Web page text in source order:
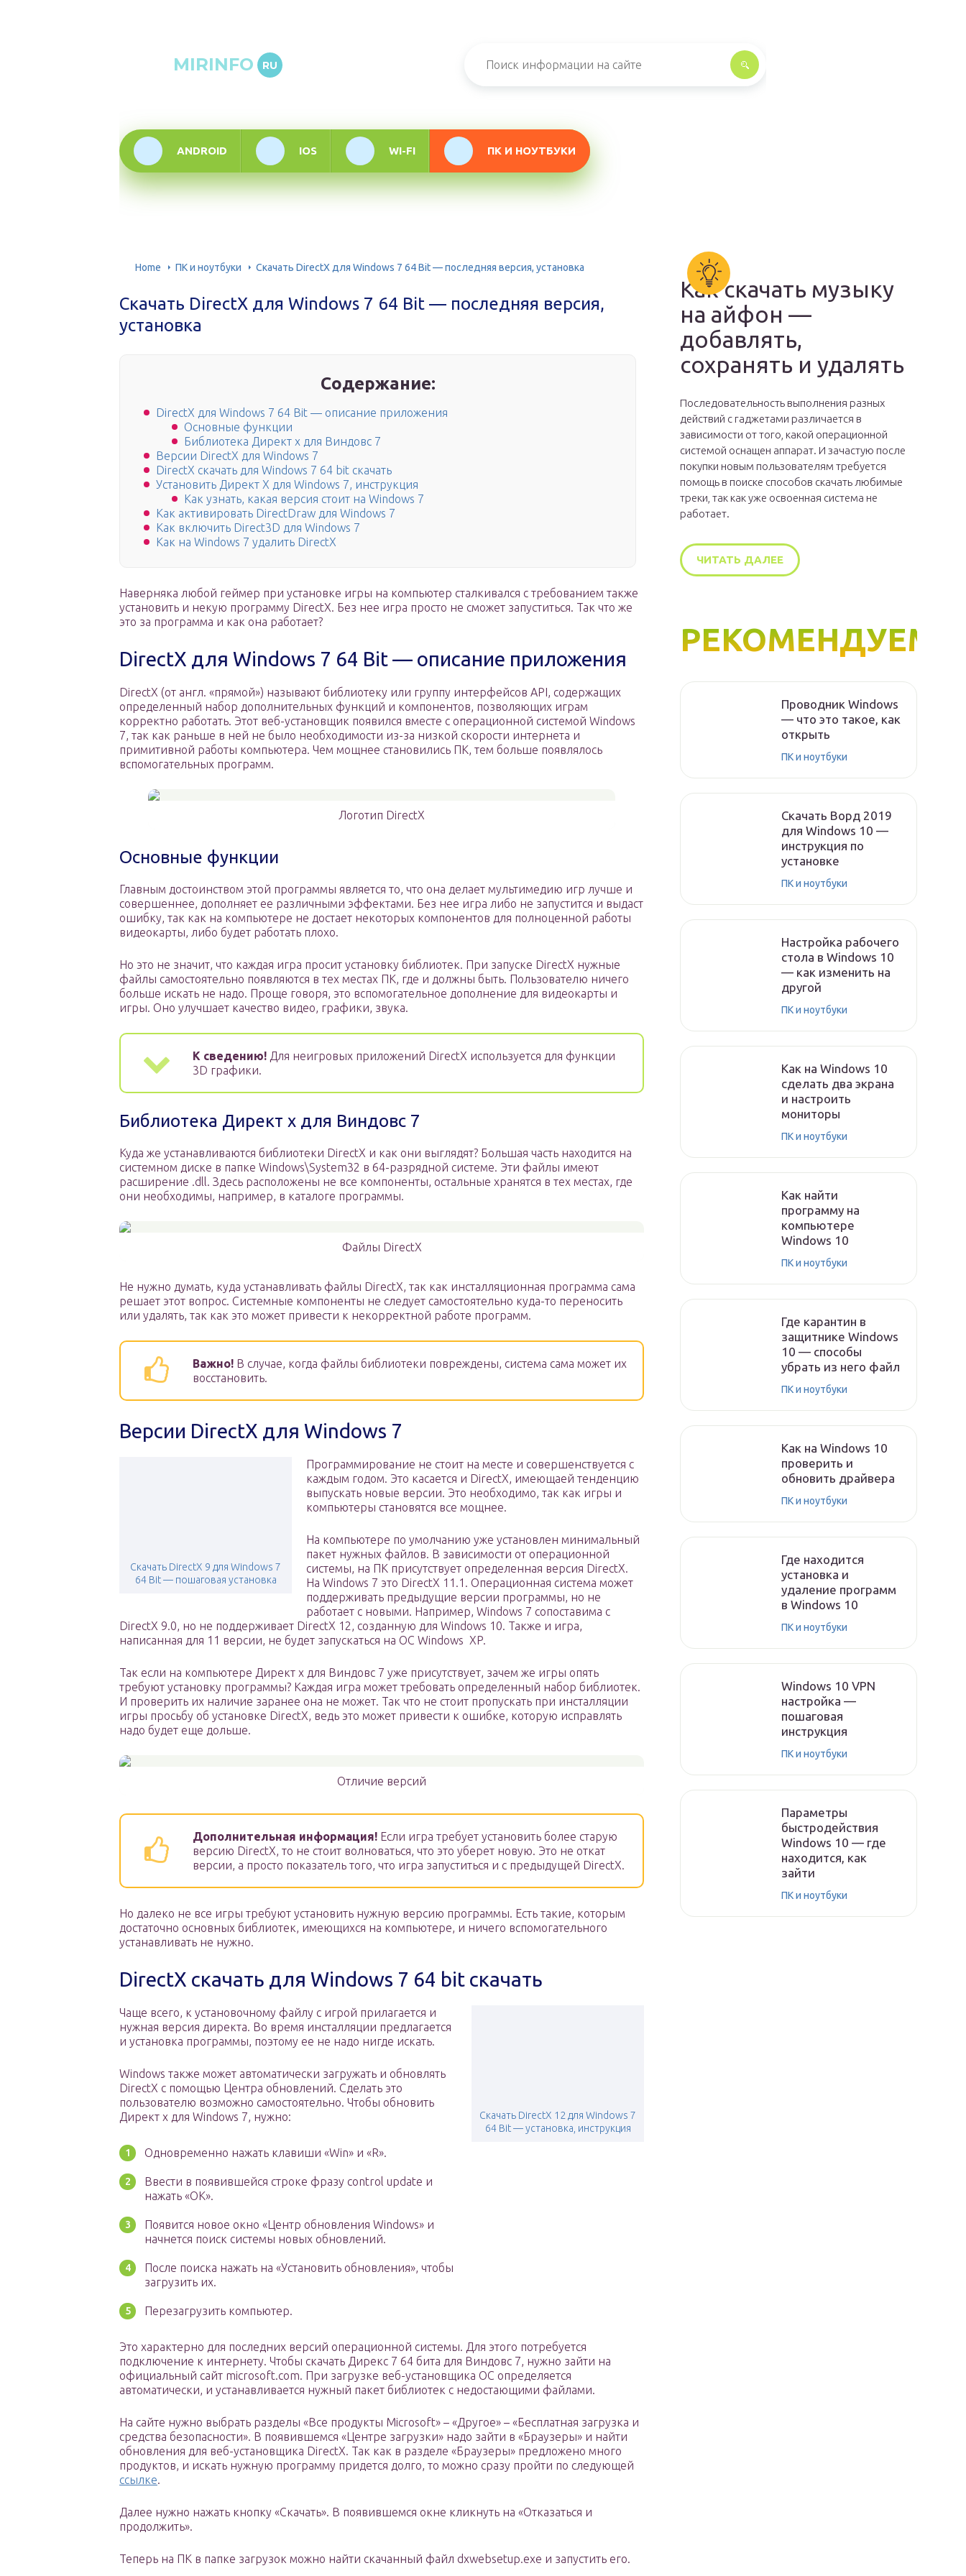
MIRINFO RU
ANDROID IOS WI-FI ПК И НОУТБУКИ
Home ПК и ноутбуки Скачать DirectX для Windows 7 64 Bit — последняя версия, установка
Скачать DirectX для Windows 7 64 Bit — последняя версия,
установка
Содержание:
DirectX для Windows 7 64 Bit — описание приложения
Основные функции
Библиотека Директ х для Виндовс 7
Версии DirectX для Windows 7
DirectX скачать для Windows 7 64 bit скачать
Установить Директ X для Windows 7, инструкция
Как узнать, какая версия стоит на Windows 7
Как активировать DirectDraw для Windows 7
Как включить Direct3D для Windows 7
Как на Windows 7 удалить DirectX
Наверняка любой геймер при установке игры на компьютер сталкивался с требованием также
установить и некую программу DirectX. Без нее игра просто не сможет запуститься. Так что же
это за программа и как она работает?
DirectX для Windows 7 64 Bit — описание приложения
DirectX (от англ. «прямой») называют библиотеку или группу интерфейсов API, содержащих
определенный набор дополнительных функций и компонентов, позволяющих играм
корректно работать. Этот веб-установщик появился вместе с операционной системой Windows
7, так как раньше в ней не было необходимости из-за низкой скорости интернета и
примитивной работы компьютера. Чем мощнее становились ПК, тем больше появлялось
вспомогательных программ.
Логотип DirectX
Основные функции
Главным достоинством этой программы является то, что она делает мультимедию игр лучше и
совершеннее, дополняет ее различными эффектами. Без нее игра либо не запустится и выдаст
ошибку, так как на компьютере не достает некоторых компонентов для полноценной работы
видеокарты, либо будет работать плохо.
Но это не значит, что каждая игра просит установку библиотек. При запуске DirectX нужные
файлы самостоятельно появляются в тех местах ПК, где и должны быть. Пользователю ничего
больше искать не надо. Проще говоря, это вспомогательное дополнение для видеокарты и
игры. Оно улучшает качество видео, графики, звука.
К сведению! Для неигровых приложений DirectX используется для функции
3D графики.
Библиотека Директ х для Виндовс 7
Куда же устанавливаются библиотеки DirectX и как они выглядят? Большая часть находится на
системном диске в папке Windows\System32 в 64-разрядной системе. Эти файлы имеют
расширение .dll. Здесь расположены не все компоненты, остальные хранятся в тех местах, где
они необходимы, например, в каталоге программы.
Файлы DirectX
Не нужно думать, куда устанавливать файлы DirectX, так как инсталляционная программа сама
решает этот вопрос. Системные компоненты не следует самостоятельно куда-то переносить
или удалять, так как это может привести к некорректной работе программ.
Важно! В случае, когда файлы библиотеки повреждены, система сама может их
восстановить.
Версии DirectX для Windows 7
Скачать DirectX 9 для Windows 7
64 Bit — пошаговая установка
Программирование не стоит на месте и совершенствуется с
каждым годом. Это касается и DirectX, имеющаей тенденцию
выпускать новые версии. Это необходимо, так как игры и
компьютеры становятся все мощнее.
На компьютере по умолчанию уже установлен минимальный
пакет нужных файлов. В зависимости от операционной
системы, на ПК присутствует определенная версия DirectX.
На Windows 7 это DirectX 11.1. Операционная система может
поддерживать предыдущие версии программы, но не
работает с новыми. Например, Windows 7 сопоставима с
DirectX 9.0, но не поддерживает DirectX 12, созданную для Windows 10. Также и игра,
написанная для 11 версии, не будет запускаться на ОС Windows XP.
Так если на компьютере Директ х для Виндовс 7 уже присутствует, зачем же игры опять
требуют установку программы? Каждая игра может требовать определенный набор библиотек.
И проверить их наличие заранее она не может. Так что не стоит пропускать при инсталляции
игры просьбу об установке DirectX, ведь это может привести к ошибке, которую исправлять
надо будет еще дольше.
Отличие версий
Дополнительная информация! Если игра требует установить более старую
версию DirectX, то не стоит волноваться, что это уберет новую. Это не откат
версии, а просто показатель того, что игра запуститься и с предыдущей DirectX.
Но далеко не все игры требуют установить нужную версию программы. Есть такие, которым
достаточно основных библиотек, имеющихся на компьютере, и ничего вспомогательного
устанавливать не нужно.
DirectX скачать для Windows 7 64 bit скачать
Скачать DirectX 12 для Windows 7
64 Bit — установка, инструкция
Чаще всего, к установочному файлу с игрой прилагается и
нужная версия директа. Во время инсталляции предлагается
и установка программы, поэтому ее не надо нигде искать.
Windows также может автоматически загружать и обновлять
DirectX с помощью Центра обновлений. Сделать это
пользователю возможно самостоятельно. Чтобы обновить
Директ х для Windows 7, нужно:
Одновременно нажать клавиши «Win» и «R».
Ввести в появившейся строке фразу control update и
нажать «ОК».
Появится новое окно «Центр обновления Windows» и
начнется поиск системы новых обновлений.
После поиска нажать на «Установить обновления», чтобы
загрузить их.
Перезагрузить компьютер.
Это характерно для последних версий операционной системы. Для этого потребуется
подключение к интернету. Чтобы скачать Дирекс 7 64 бита для Виндовс 7, нужно зайти на
официальный сайт microsoft.com. При загрузке веб-установщика ОС определяется
автоматически, и устанавливается нужный пакет библиотек с недостающими файлами.
На сайте нужно выбрать разделы «Все продукты Microsoft» – «Другое» – «Бесплатная загрузка и
средства безопасности». В появившемся «Центре загрузки» надо зайти в «Браузеры» и найти
обновления для веб-установщика DirectX. Так как в разделе «Браузеры» предложено много
продуктов, и искать нужную программу придется долго, то можно сразу пройти по следующей
ссылке.
Далее нужно нажать кнопку «Скачать». В появившемся окне кликнуть на «Отказаться и
продолжить».
Теперь на ПК в папке загрузок можно найти скачанный файл dxwebsetup.exe и запустить его.
Как скачать музыку
на айфон —
добавлять,
сохранять и удалять
Последовательность выполнения разных
действий с гаджетами различается в
зависимости от того, какой операционной
системой оснащен аппарат. И зачастую после
покупки новым пользователям требуется
помощь в поиске способов скачать любимые
треки, так как уже освоенная система не
работает.
ЧИТАТЬ ДАЛЕЕ
РЕКОМЕНДУЕМ
Проводник Windows
— что это такое, как
открыть
ПК и ноутбуки
Скачать Ворд 2019
для Windows 10 —
инструкция по
установке
ПК и ноутбуки
Настройка рабочего
стола в Windows 10
— как изменить на
другой
ПК и ноутбуки
Как на Windows 10
сделать два экрана
и настроить
мониторы
ПК и ноутбуки
Как найти
программу на
компьютере
Windows 10
ПК и ноутбуки
Где карантин в
защитнике Windows
10 — способы
убрать из него файл
ПК и ноутбуки
Как на Windows 10
проверить и
обновить драйвера
ПК и ноутбуки
Где находится
установка и
удаление программ
в Windows 10
ПК и ноутбуки
Windows 10 VPN
настройка —
пошаговая
инструкция
ПК и ноутбуки
Параметры
быстродействия
Windows 10 — где
находится, как
зайти
ПК и ноутбуки